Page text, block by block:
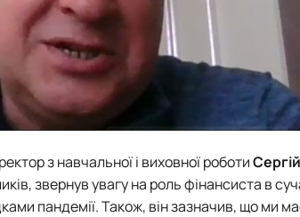
з навчальної і виховної роботи
звернув увагу на роль фінансиста в
пандемії. Також, він зазначив, що ми